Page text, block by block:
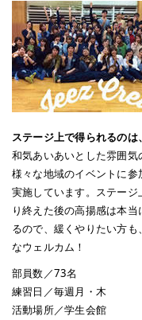
ステージ上で得られるのは
和気あいあいとした雰囲気
様々な地域のイベントに
実施しています。ステー
り終えた後の高揚感は本
るので、緩くやりたい方
なウェルカム！
部員数／73名
練習日／毎週月・木
活動場所／学生会館